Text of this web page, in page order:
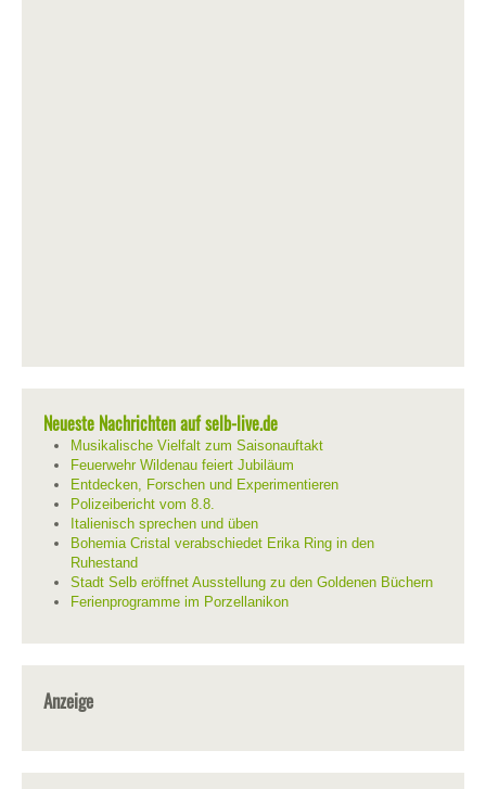
Neueste Nachrichten auf selb-live.de
Musikalische Vielfalt zum Saisonauftakt
Feuerwehr Wildenau feiert Jubiläum
Entdecken, Forschen und Experimentieren
Polizeibericht vom 8.8.
Italienisch sprechen und üben
Bohemia Cristal verabschiedet Erika Ring in den
Ruhestand
Stadt Selb eröffnet Ausstellung zu den Goldenen Büchern
Ferienprogramme im Porzellanikon
Anzeige